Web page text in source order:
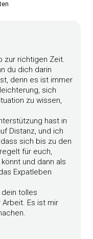
zur richtigen Zeit.
du dich darin
denn es ist immer
sich
zu wissen,
hast in
Distanz, und ich
sich bis zu den
für euch,
und dann als
Expatleben
dein tolles
Es ist mir